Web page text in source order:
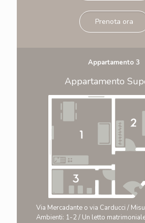
Prenota ora
Appartamento 3
Appartamento
Via Mercadante o via Carducci /
Ambienti: 1-2 / Un letto